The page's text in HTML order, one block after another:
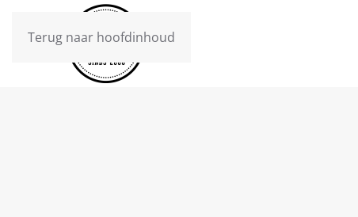
Terug naar hoofdinhoud